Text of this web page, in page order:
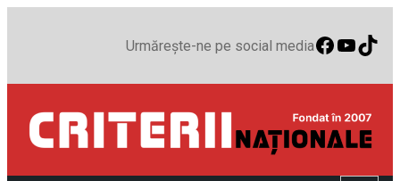
Urmărește-ne pe social media